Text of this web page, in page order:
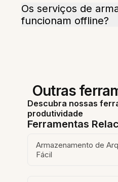
Os serviços de
funcionam offline?
Outras
Descubra nossas
produtividade
Ferramentas
Armazenamento de
Fácil